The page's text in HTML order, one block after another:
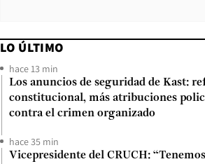
LO ÚLTIMO
hace 13 min
Los anuncios de seguridad de Kast:
constitucional, más atribuciones
contra el crimen organizado
hace 35 min
Vicepresidente del CRUCH: